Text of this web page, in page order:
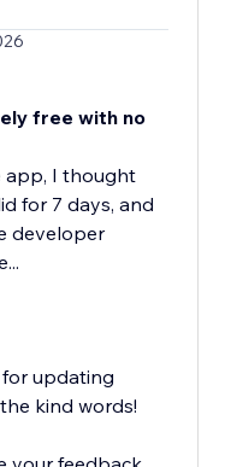
free with no
app, I thought
for 7 days, and
developer
updating
kind words!